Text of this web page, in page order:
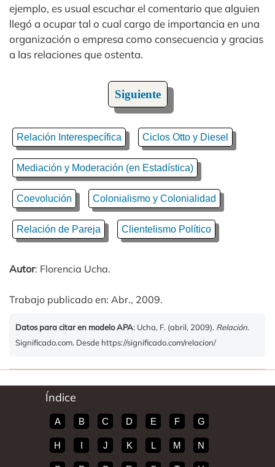
ejemplo, es usual escuchar el comentario que alguien
llegó a ocupar tal o cual cargo de importancia en una
organización o empresa como consecuencia y gracias
a las relaciones que ostenta.
Siguiente
Relación Interespecífica Ciclos Otto y Diesel
Mediación y Moderación (en Estadística)
Coevolución Colonialismo y Colonialidad
Relación de Pareja Clientelismo Político
Autor: Florencia Ucha.
Trabajo publicado en: Abr., 2009.
Datos para citar en modelo APA: Ucha, F. (abril, 2009). Relación.
Significado.com. Desde https://significado.com/relacion/
Índice
A B C D E F G
H I J K L M N